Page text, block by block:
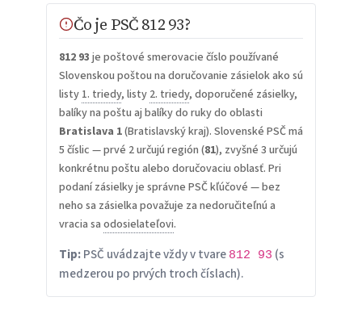
Čo je PSČ 812 93?
812 93 je poštové smerovacie číslo používané
Slovenskou poštou na doručovanie zásielok ako sú
listy 1. triedy, listy 2. triedy, doporučené zásielky,
balíky na poštu aj balíky do ruky do oblasti
Bratislava 1(Bratislavský kraj). Slovenské PSČ má
5 číslic — prvé 2 určujú región (81), zvyšné 3 určujú
konkrétnu poštu alebo doručovaciu oblasť. Pri
podaní zásielky je správne PSČ kľúčové — bez
neho sa zásielka považuje za nedoručiteľnú a
vracia sa odosielateľovi.
Tip:PSČ uvádzajte vždy v tvare 812 93 (s
medzerou po prvých troch číslach).